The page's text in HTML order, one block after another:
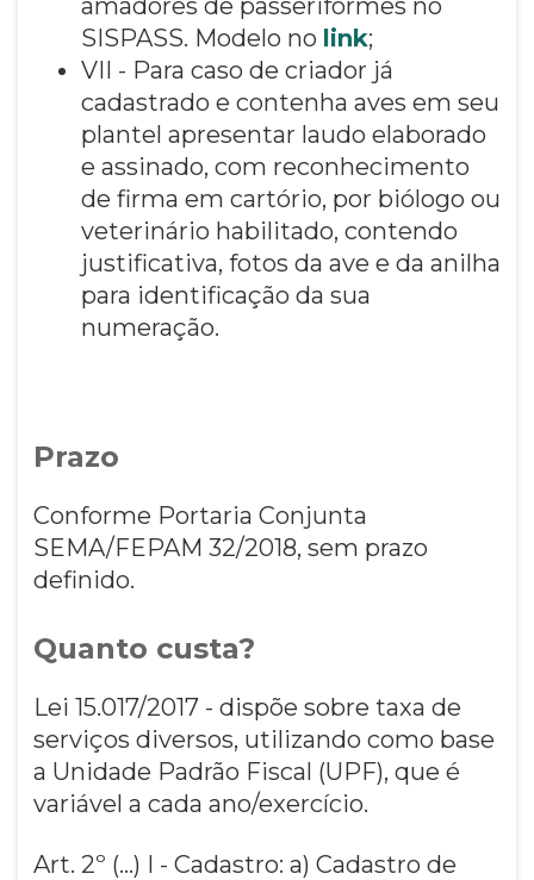
SISPASS. Modelo no link;
VII - Para caso de criador já
cadastrado e contenha aves em seu
plantel apresentar laudo elaborado
e assinado, com reconhecimento
de firma em cartório, por biólogo ou
veterinário habilitado, contendo
justificativa, fotos da ave e da anilha
para identificação da sua
numeração.
Prazo
Conforme Portaria Conjunta
SEMA/FEPAM 32/2018, sem prazo
definido.
Quanto custa?
Lei 15.017/2017 - dispõe sobre taxa de
serviços diversos, utilizando como base
a Unidade Padrão Fiscal (UPF), que é
variável a cada ano/exercício.
Art. 2º (...) I - Cadastro: a) Cadastro de